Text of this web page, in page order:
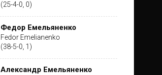
(25-4-0, 0)
Федор Емельяненко
Fedor Emelianenko
(38-5-0, 1)
Александр Емельяненко